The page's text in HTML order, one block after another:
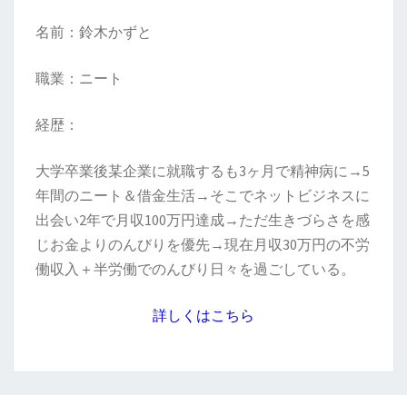
名前：鈴木かずと
職業：ニート
経歴：
大学卒業後某企業に就職するも3ヶ月で精神病に→5
年間のニート＆借金生活→そこでネットビジネスに
出会い2年で月収100万円達成→ただ生きづらさを感
じお金よりのんびりを優先→現在月収30万円の不労
働収入＋半労働でのんびり日々を過ごしている。
詳しくはこちら